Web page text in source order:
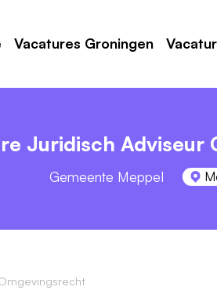
Vacatures Groningen
Juridisch Adviseur
Gemeente Meppel